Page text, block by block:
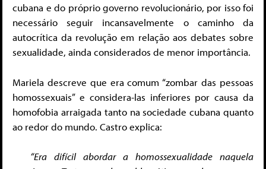
cubana e do próprio governo revolucionário, por isso foi
necessário seguir incansavelmente o caminho da
autocrítica da revolução em relação aos debates sobre
sexualidade, ainda considerados de menor importância.
Mariela descreve que era comum “zombar das pessoas
homossexuais” e considera-las inferiores por causa da
homofobia arraigada tanto na sociedade cubana quanto
ao redor do mundo. Castro explica:
“Era difícil abordar a homossexualidade naquela